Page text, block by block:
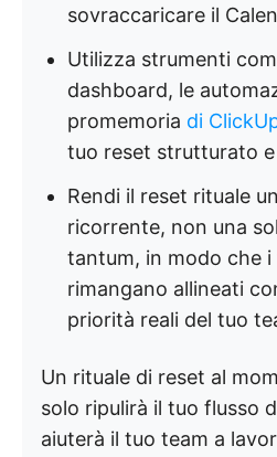
sovraccaricare il
Utilizza strumenti
dashboard, le
promemoria di
tuo reset strutturato
Rendi il reset rituale
ricorrente, non una
tantum, in modo che i
rimangano allineati
priorità reali del tuo
Un rituale di reset al
solo ripulirà il tuo flusso
aiuterà il tuo team a